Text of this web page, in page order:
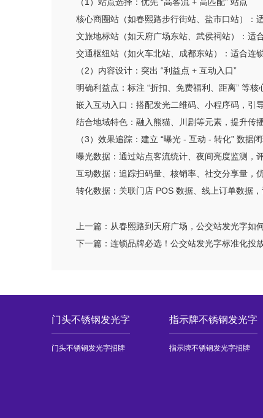
核心商圈站（如春熙路步行街站、盐市口站）：
文旅地标站（如天府广场东站、武侯祠站）：适
交通枢纽站（如火车北站、成都东站）：适合连
（2）内容设计：突出 “利益点 + 互动入口”
明确利益点：标注 “折扣、免费福利、距离” 等核
嵌入互动入口：搭配发光二维码、小程序码，引
结合地域特色：融入熊猫、川剧等元素，提升传
（3）效果追踪：建立 “曝光 - 互动 - 转化” 数据
曝光数据：通过站点客流统计、夜间亮度监测，
互动数据：追踪扫码量、核销率、社交分享量，
转化数据：关联门店 POS 数据、线上订单数据
上一篇： 从春熙路到天府广场，公交站发光字如
下一篇： 连锁品牌必选！公交站发光字标准化投
门头不锈钢发光字
门头不锈钢发光字招牌
指示牌不锈钢发光字
指示牌不锈钢发光字招牌